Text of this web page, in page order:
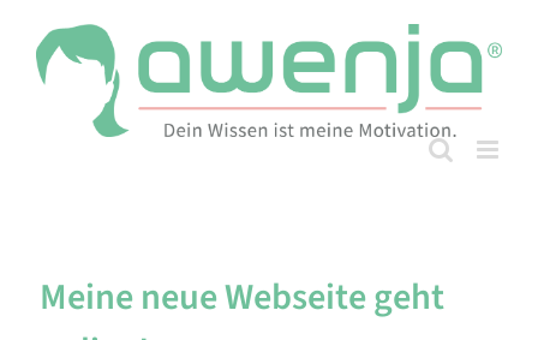
content
Meine neue Webseite geht